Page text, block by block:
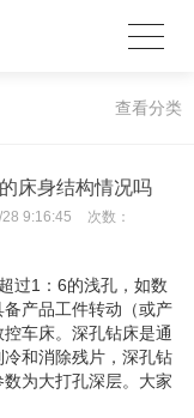
查看分类
床身结构情况吗
9:16:45 次数：
过1：6的浅孔，如数
产品工件转动（或产
车床。深孔钻床是通
和消除残片，深孔钻
为大打孔深层。大家